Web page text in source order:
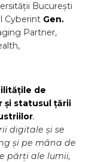
București
Cyberint Gen.
Partner,
de
și statusul țării
.
digitale și se
și pe mâna de
părți ale lumii,